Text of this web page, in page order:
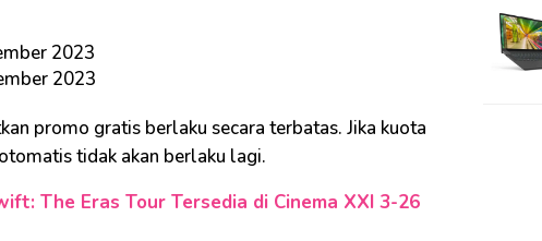
2023
2023
promo gratis berlaku secara terbatas. Jika kuota
tidak akan berlaku lagi.
The Eras Tour Tersedia di Cinema XXI 3-26